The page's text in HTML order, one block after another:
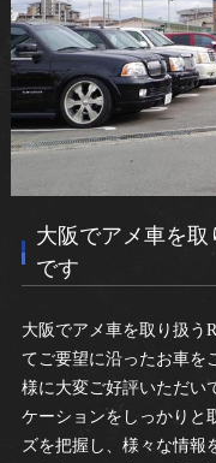
大阪でアメ車を
です
大阪でアメ車を取り扱う
てご要望に沿ったお車を
様に大変ご好評いただい
ケーションをしっかりと
ズを把握し、様々な情報